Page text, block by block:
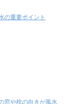
の重要ポイント
窓や枕の向きが風水